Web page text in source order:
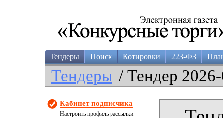
Тендеры Поиск Котировки 223-ФЗ
Тендеры / Тендер
Кабинет подписчика
Настроить профиль рассылки